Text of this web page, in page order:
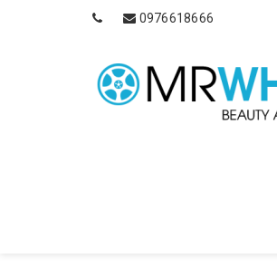
0976618666